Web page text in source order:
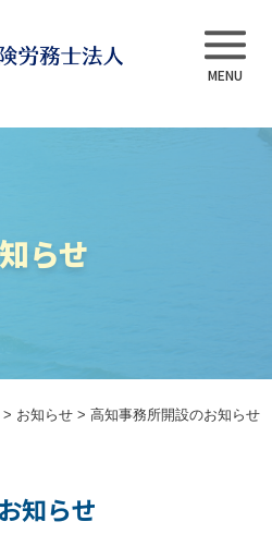
について
ある質問
らせ
> お知らせ> 高知事務所開設のお知らせ
知らせ